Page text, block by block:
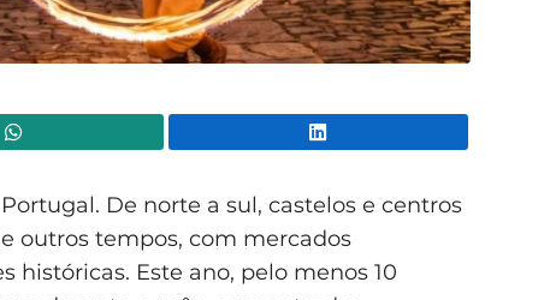
De norte a sul, castelos e centros
outros tempos, com mercados
históricas. Este ano, pelo menos 10